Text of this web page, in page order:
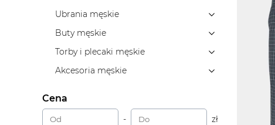
Ubrania męskie
Buty męskie
Torby i plecaki męskie
Akcesoria męskie
Cena
- zł